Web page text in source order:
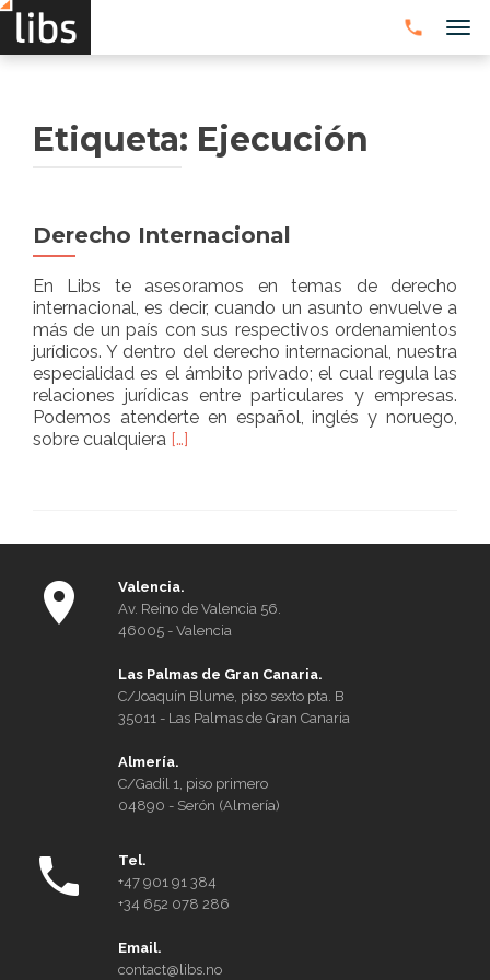
Etiqueta: Ejecución
Derecho Internacional
En Libs te asesoramos en temas de derecho
internacional, es decir, cuando un asunto envuelve a
más de un país con sus respectivos ordenamientos
jurídicos. Y dentro del derecho internacional, nuestra
especialidad es el ámbito privado; el cual regula las
relaciones jurídicas entre particulares y empresas.
Podemos atenderte en español, inglés y noruego,
sobre cualquiera Read
[…]
Valencia.
Av. Reino de Valencia 56.
46005 - Valencia
Las Palmas de Gran Canaria.
C/Joaquín Blume, piso sexto pta. B
35011 - Las Palmas de Gran Canaria
Almería.
C/Gadil 1, piso primero
04890 - Serón (Almería)
Tel.
+47 901 91 384
+34 652 078 286
Email.
contact@libs.no